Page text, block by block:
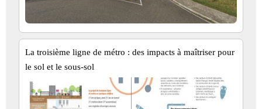
La troisième ligne de métro : des impacts à maîtriser pour
le sol et le sous-sol